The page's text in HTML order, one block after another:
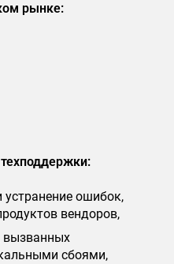
рынке:
устранение ошибок,
вендоров,
вызванных
сбоями,